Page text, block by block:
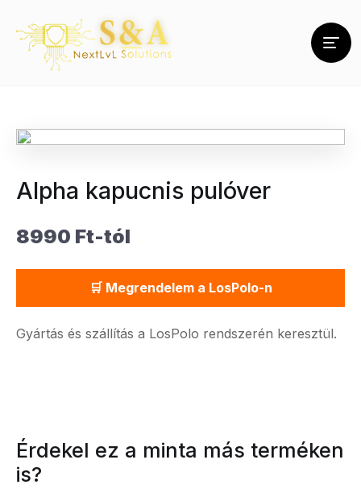
Alpha kapucnis pulóver
8990 Ft-tól
🛒 Megrendelem a LosPolo-n
Gyártás és szállítás a LosPolo rendszerén keresztül.
Érdekel ez a minta más terméken
is?